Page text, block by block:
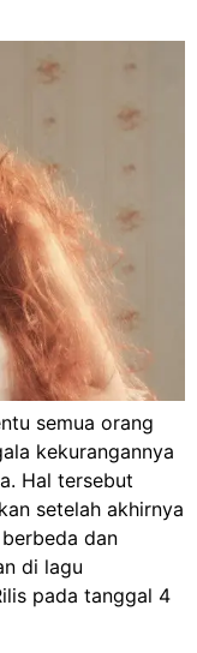
semua orang
kekurangannya
Hal tersebut
setelah akhirnya
dan
di lagu
pada tanggal 4